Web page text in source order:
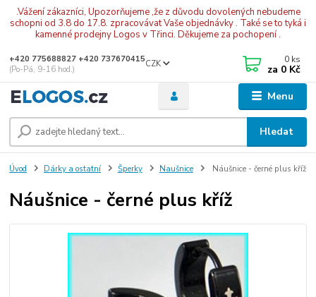
.Vážení zákazníci, Upozorňujeme ,že z důvodu dovolených nebudeme
schopni od 3.8 do 17.8. zpracovávat Vaše objednávky . Také se to tyká i
kamenné prodejny Logos v Třinci. Děkujeme za pochopení .
Menu
CZK
Hledat
+420 775688827 +420 737670415
(Po-Pá, 9-16 hod.)
0 ks
za 0 Kč
Úvod Dárky a ostatní Šperky Naušnice Náušnice - černé plus kříž
Náušnice - černé plus kříž